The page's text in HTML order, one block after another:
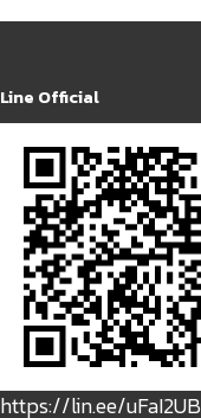
Line Official
https://lin.ee/uFaI2UB